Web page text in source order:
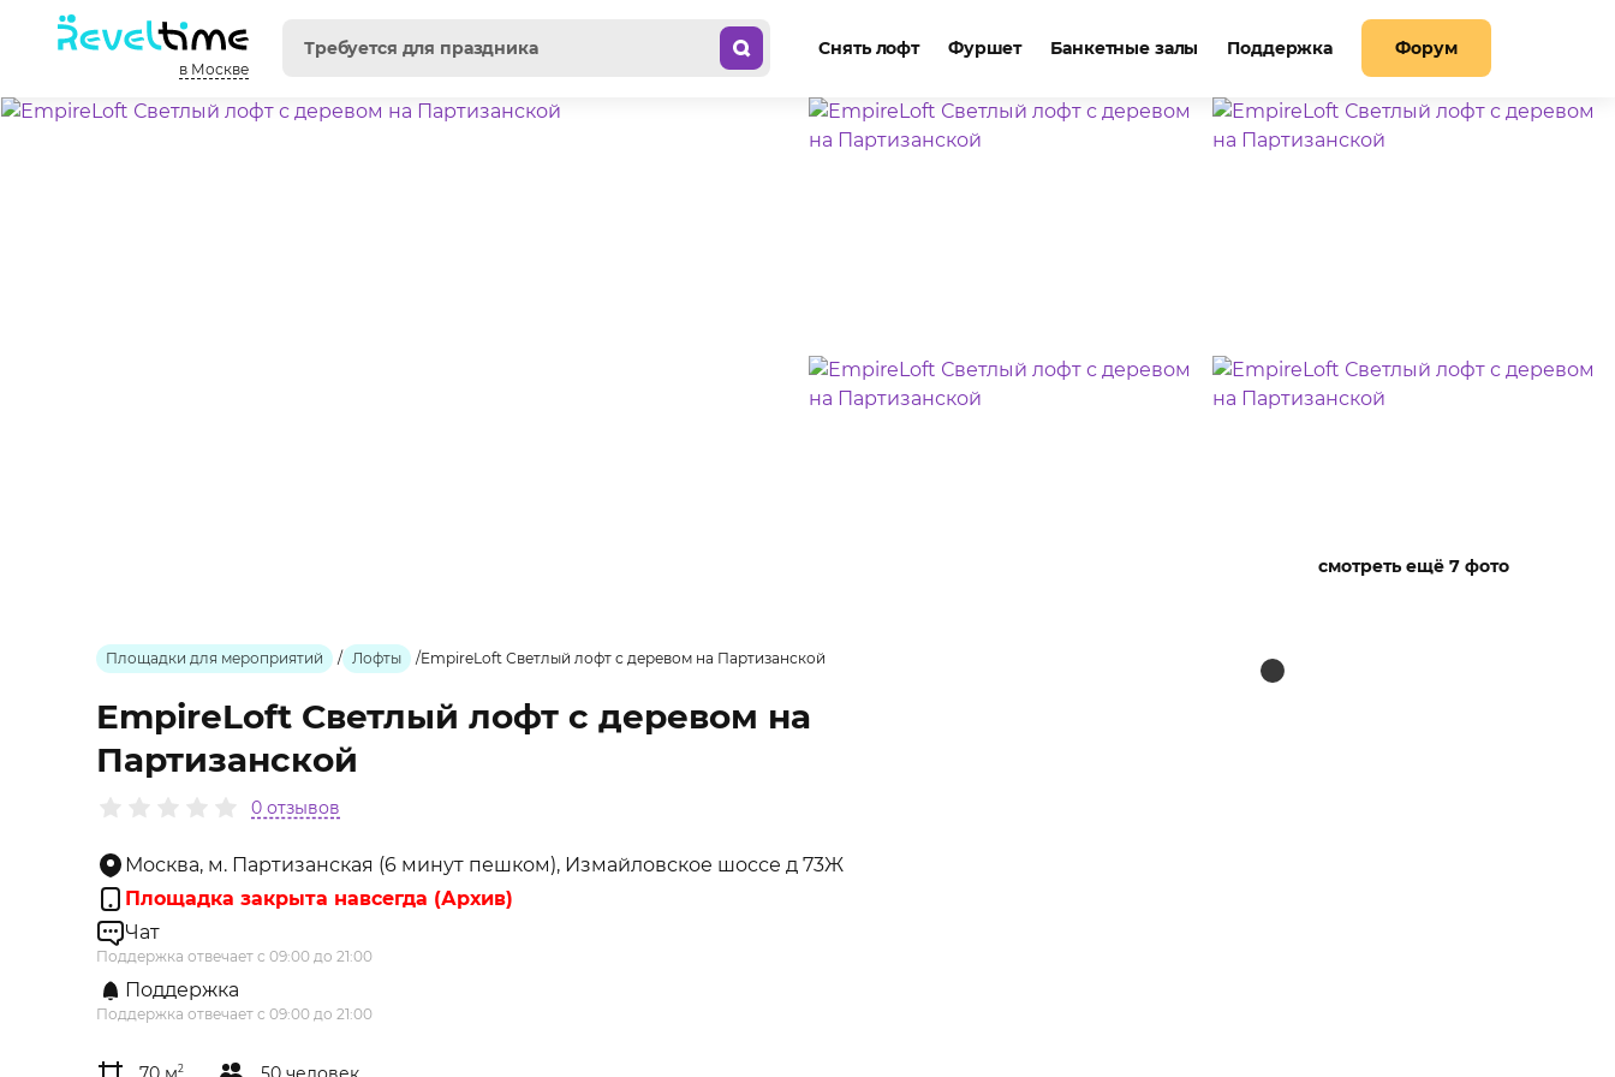
в Москве
Снять лофт Фуршет Банкетные залы Поддержка Форум
смотреть ещё 7 фото
Площадки для мероприятий / Лофты /EmpireLoft Светлый лофт с деревом на Партизанской
EmpireLoft Светлый лофт с деревом на
Партизанской
0 отзывов
Москва, м. Партизанская (6 минут пешком), Измайловское шоссе д 73Ж
Площадка закрыта навсегда (Архив)
Чат
Поддержка отвечает с 09:00 до 21:00
Поддержка
Поддержка отвечает с 09:00 до 21:00
2